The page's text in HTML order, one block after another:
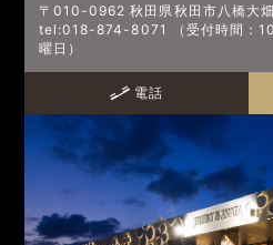
〒010-0962 秋田県秋田市八橋大
tel:018-874-8071 （受付時間：
曜日）
電話